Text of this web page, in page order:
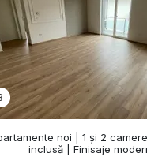
noi | 1 și 2
inclusă | Finisaje